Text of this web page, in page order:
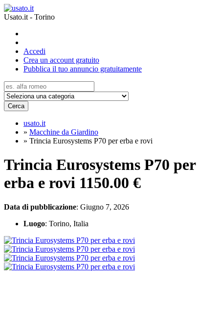
Usato.it - Torino
Accedi
Crea un account gratuito
Pubblica il tuo annuncio gratuitamente
Cerca
usato.it
» Macchine da Giardino
» Trincia Eurosystems P70 per erba e rovi
Trincia Eurosystems P70 per
erba e rovi 1150.00 €
Data di pubblicazione: Giugno 7, 2026
Luogo: Torino, Italia